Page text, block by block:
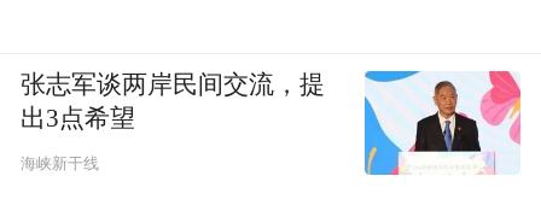
张志军谈两岸民间交流，提
出3点希望
海峡新干线